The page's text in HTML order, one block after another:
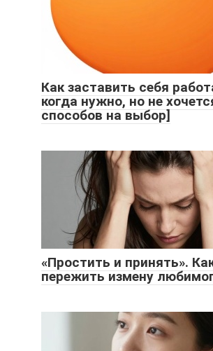
Как заставить себя
когда нужно, но не
способов на выбор]
«Простить и принять».
пережить измену